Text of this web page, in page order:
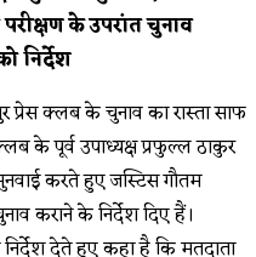
के उपरांत चुनाव
निर्देश
प्रेस क्लब के चुनाव का रास्ता साफ
के पूर्व उपाध्यक्ष प्रफुल्ल ठाकुर
करते हुए जस्टिस गौतम
कराने के निर्देश दिए हैं।
देते हुए कहा है कि मतदाता